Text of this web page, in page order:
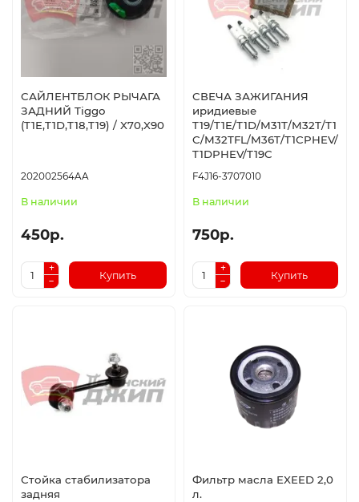
САЙЛЕНТБЛОК РЫЧАГА
ЗАДНИЙ Tiggo
(T1E,T1D,T18,T19) / X70,X90
202002564AA
В наличии
450р.
Купить
СВЕЧА ЗАЖИГАНИЯ
иридиевые
T19/T1E/T1D/M31T/M32T/T1
C/M32TFL/M36T/T1CPHEV/
T1DPHEV/T19C
F4J16-3707010
В наличии
750р.
Купить
Стойка стабилизатора
задняя
Фильтр масла EXEED 2,0
л.